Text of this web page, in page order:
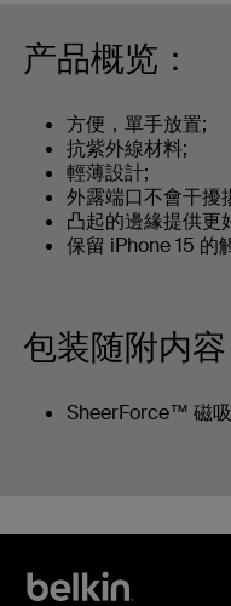
产品概览：
方便，單手放置;
抗紫外線材料;
輕薄設計;
外露端口不會干擾
凸起的邊緣提供更
保留 iPhone 15 的
包装随附内容
SheerForce™ 磁